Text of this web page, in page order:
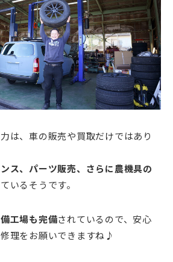
は、車の販売や買取だけではあり
ス、パーツ販売、さらに農機具の
いるそうです。
工場も完備されているので、安心
理をお願いできますね♪